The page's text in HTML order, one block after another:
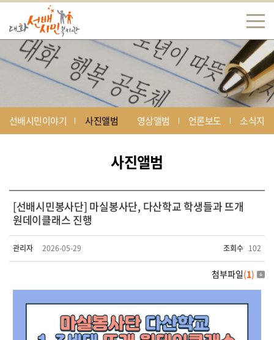
선배시민이야기 사진앨범 영상앨범 언론보도 소식지
사진앨범
[선배시민봉사단] 마실봉사단, 다산학교 학생들과 뜨개
원데이클래스 진행
관리자 2026-05-29 조회수 102
첨부파일(1)